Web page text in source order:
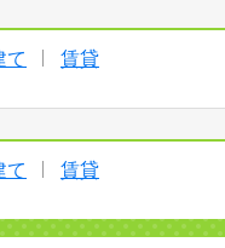
て 賃貸
て 賃貸